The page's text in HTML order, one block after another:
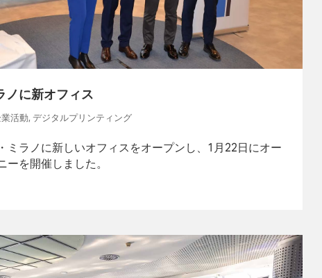
ノに新オフィス
活動, デジタルプリンティング
ミラノに新しいオフィスをオープンし、1月22日にオー
ーを開催しました。